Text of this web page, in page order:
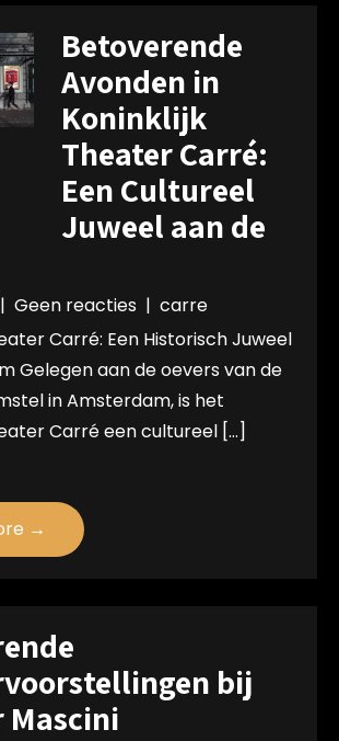
Betoverende
Avonden in
Koninklijk
Theater Carré:
Een Cultureel
Juweel aan de
| Geen reacties | carre
Carré: Een Historisch Juweel
Gelegen aan de oevers van de
in Amsterdam, is het
Carré een cultureel […]
→
bij
Mascini